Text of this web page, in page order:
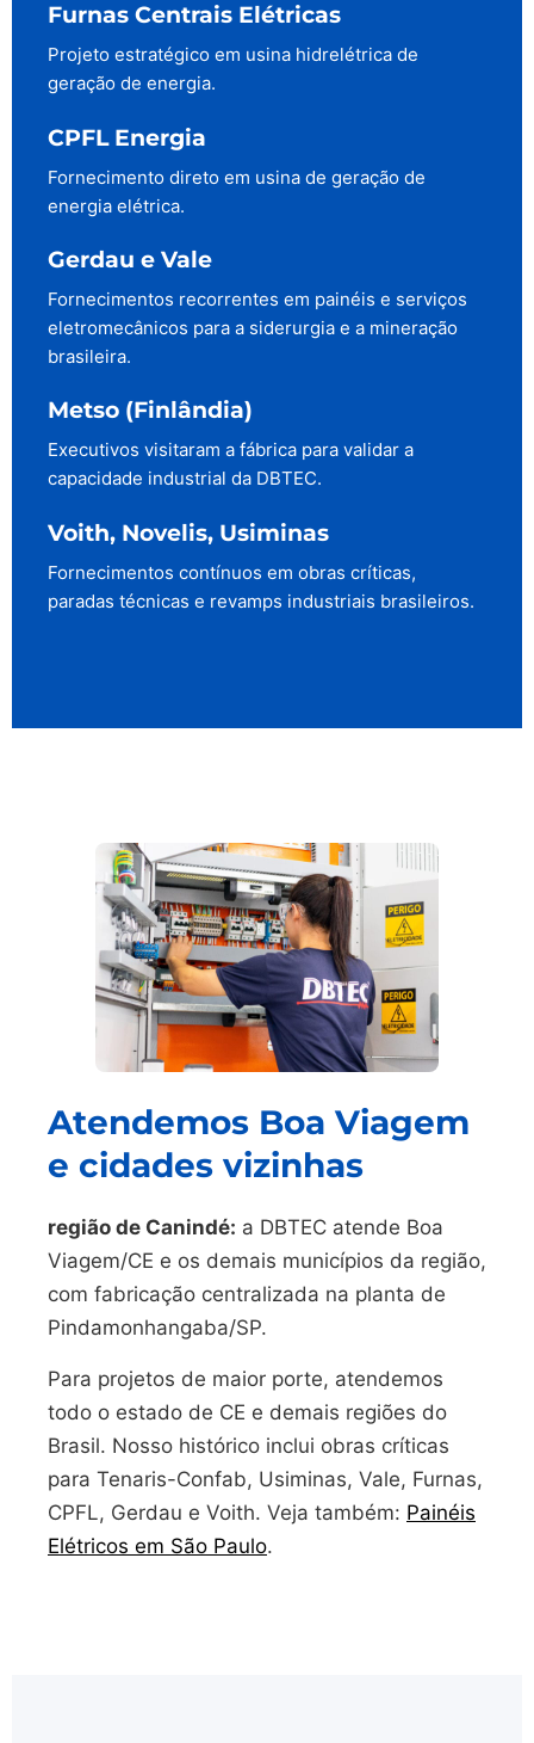
Furnas Centrais Elétricas
Projeto estratégico em usina hidrelétrica de
geração de energia.
CPFL Energia
Fornecimento direto em usina de geração de
energia elétrica.
Gerdau e Vale
Fornecimentos recorrentes em painéis e serviços
eletromecânicos para a siderurgia e a mineração
brasileira.
Metso (Finlândia)
Executivos visitaram a fábrica para validar a
capacidade industrial da DBTEC.
Voith, Novelis, Usiminas
Fornecimentos contínuos em obras críticas,
paradas técnicas e revamps industriais brasileiros.
Atendemos Boa Viagem
e cidades vizinhas
região de Canindé: a DBTEC atende Boa
Viagem/CE e os demais municípios da região,
com fabricação centralizada na planta de
Pindamonhangaba/SP.
Para projetos de maior porte, atendemos
todo o estado de CE e demais regiões do
Brasil. Nosso histórico inclui obras críticas
para Tenaris-Confab, Usiminas, Vale, Furnas,
CPFL, Gerdau e Voith. Veja também: Painéis
Elétricos em São Paulo.